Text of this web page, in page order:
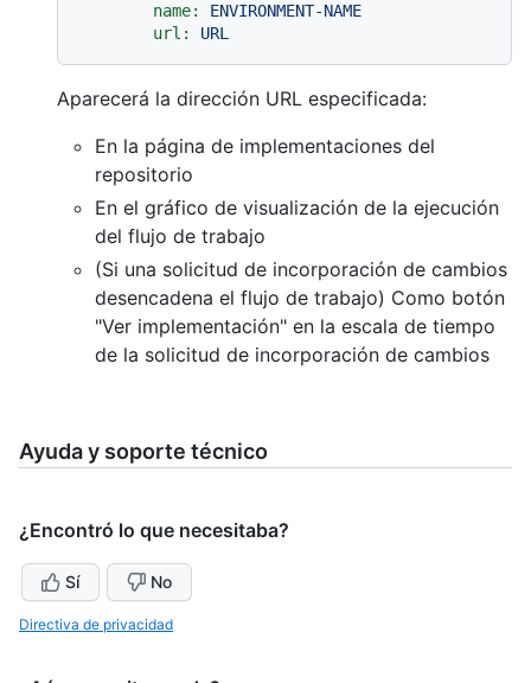
name:
ENVIRONMENT-NAME
url:
URL
Aparecerá la dirección URL especificada:
En la página de implementaciones del
repositorio
En el gráfico de visualización de la ejecución
del flujo de trabajo
(Si una solicitud de incorporación de cambios
desencadena el flujo de trabajo) Como botón
"Ver implementación" en la escala de tiempo
de la solicitud de incorporación de cambios
Ayuda y soporte técnico
¿Encontró lo que necesitaba?
Sí No
Directiva de privacidad